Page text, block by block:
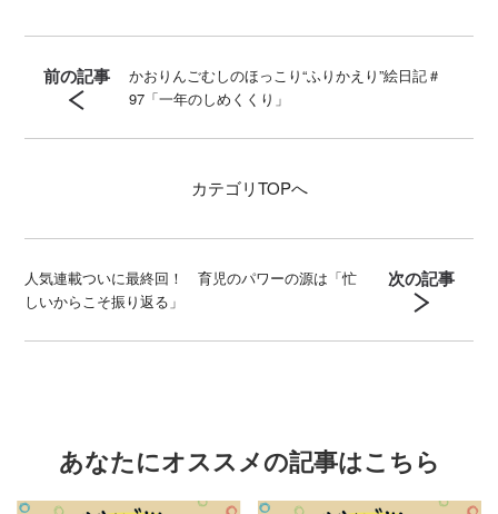
前の記事
かおりんごむしのほっこり“ふりかえり”絵日記＃
97「一年のしめくくり」
カテゴリTOPへ
人気連載ついに最終回！ 育児のパワーの源は「忙
しいからこそ振り返る」
次の記事
あなたにオススメの記事はこちら